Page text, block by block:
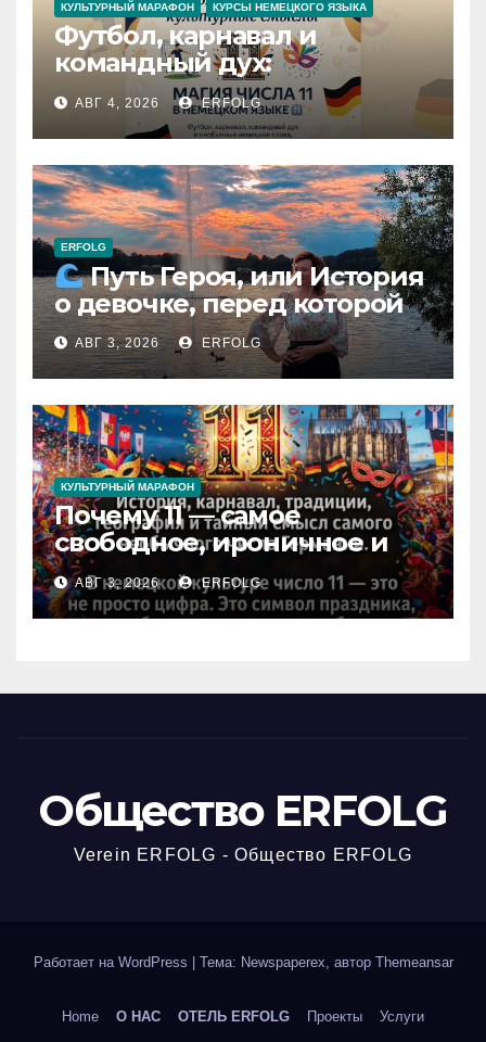
КУЛЬТУРНЫЙ МАРАФОН КУРСЫ НЕМЕЦКОГО ЯЗЫКА
Футбол, карнавал и
командный дух:
раскрываем секреты числа
11 в немецком языке!
АВГ 4, 2026 ERFOLG
ERFOLG
Путь Героя, или История
о девочке, перед которой
расступился океан
(И почему это про каждую
из нас)
АВГ 3, 2026 ERFOLG
КУЛЬТУРНЫЙ МАРАФОН
Почему 11 — самое
свободное, ироничное и
любимое число в
немецкой культуре?
АВГ 3, 2026 ERFOLG
Общество ERFOLG
Verein ERFOLG - Общество ERFOLG
Работает на WordPress Тема: Newspaperex, автор Themeansar
Home О НАС ОТЕЛЬ ERFOLG Проекты Услуги